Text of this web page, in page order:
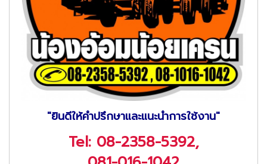
"ยินดีให้คำปรึกษาและแนะนำการใช้งาน"
Tel: 08-2358-5392,